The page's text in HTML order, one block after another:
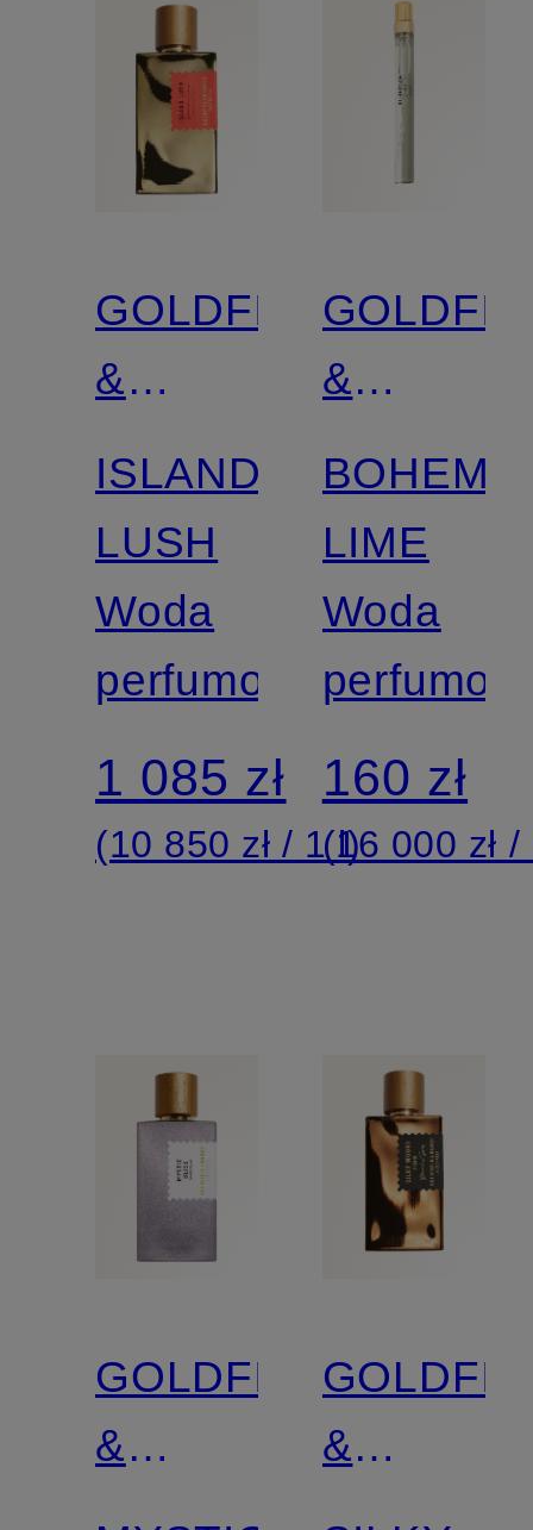
GOLDFIELD
&
BANKS
ISLAND
LUSH
Woda
perfumowana
1 085 zł
(10 850 zł / 1 l)
&
BANKS
LIME
Woda
160 zł
(16 000 zł /
GOLDFIELD
&
BANKS
&
BANKS